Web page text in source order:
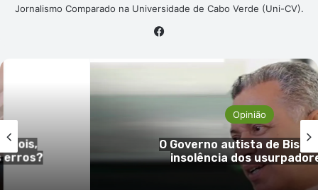
Jornalismo Comparado na Universidade de Cabo Verde (Uni-CV).
Opinião
O Governo autista de Bissau e
insolência dos usurpadores